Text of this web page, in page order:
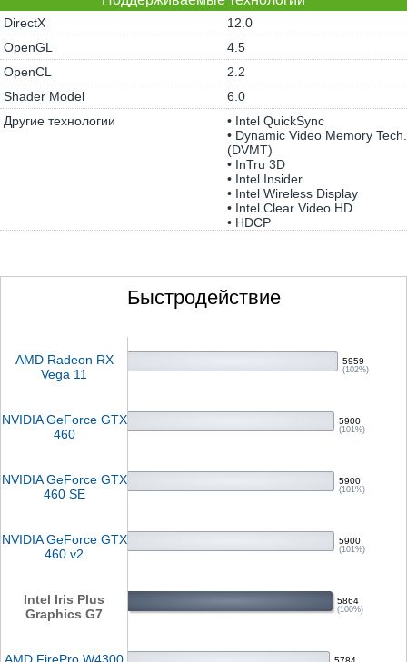
DirectX
12.0
OpenGL
4.5
OpenCL
2.2
Shader Model
6.0
Другие технологии
• Intel QuickSync
• Dynamic Video Memory Tech.
(DVMT)
• InTru 3D
• Intel Insider
• Intel Wireless Display
• Intel Clear Video HD
• HDCP
Быстродействие
AMD Radeon RX
Vega 11
5959
(102%)
NVIDIA GeForce GTX
460
5900
(101%)
NVIDIA GeForce GTX
460 SE
5900
(101%)
NVIDIA GeForce GTX
460 v2
5900
(101%)
Intel Iris Plus
Graphics G7
5864
(100%)